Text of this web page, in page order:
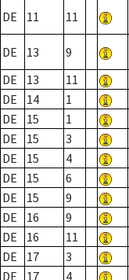
DE 11 11
DE 13 9
DE
13 11
DE
14 1
DE
15 1
DE
15 3
DE
15 4
DE
15 6
DE
15 9
DE
16 9
DE
16 11
DE
17 3
DE
17 4